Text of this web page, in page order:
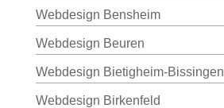
Webdesign Bensheim
Webdesign Beuren
Webdesign Bietigheim-Bissingen
Webdesign Birkenfeld